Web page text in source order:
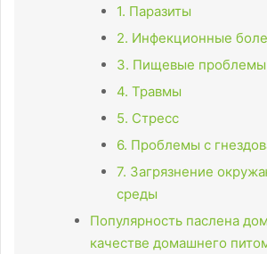
1. Паразиты
2. Инфекционные
3. Пищевые проблемы
4. Травмы
5. Стресс
6. Проблемы с
7. Загрязнение
среды
Популярность паслена
качестве домашнего